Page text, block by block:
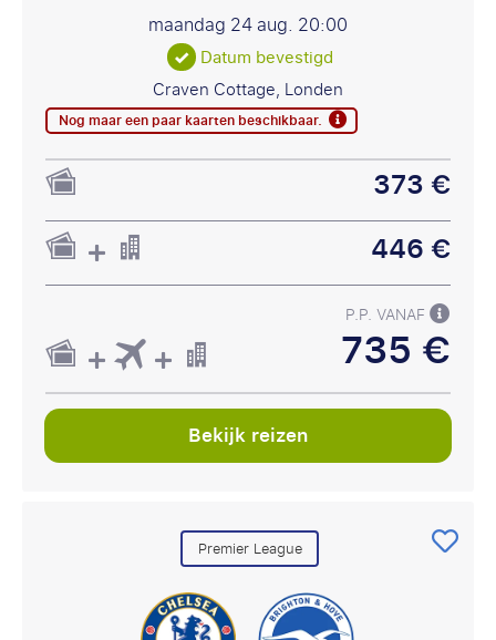
maandag 24 aug. 20:00
Datum bevestigd
Craven Cottage, Londen
Nog maar een paar kaarten beschikbaar.
373 €
446 €
P.P. VANAF
735 €
Bekijk reizen
Premier League